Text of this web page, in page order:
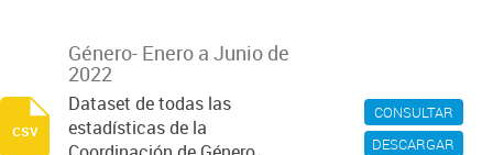
CONSULTAR
DESCARGAR
Género- Enero a Junio de
2022
Dataset de todas las
estadísticas de la
csv